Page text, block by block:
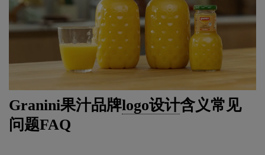
Granini果汁品牌logo设计含义常见
问题FAQ